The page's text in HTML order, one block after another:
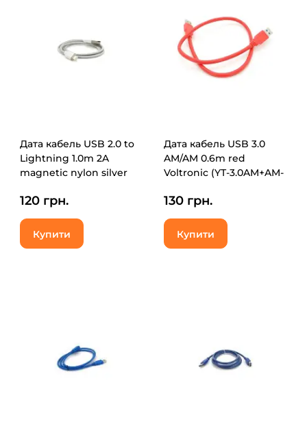
Дата кабель USB 2.0 to
Lightning 1.0m 2A
magnetic nylon silver
L/S/13190/09165)
120 грн.
Купити
Дата кабель USB 3.0
AM/AM 0.6m red
Voltronic (YT-3.0AM+AM-
130 грн.
Купити